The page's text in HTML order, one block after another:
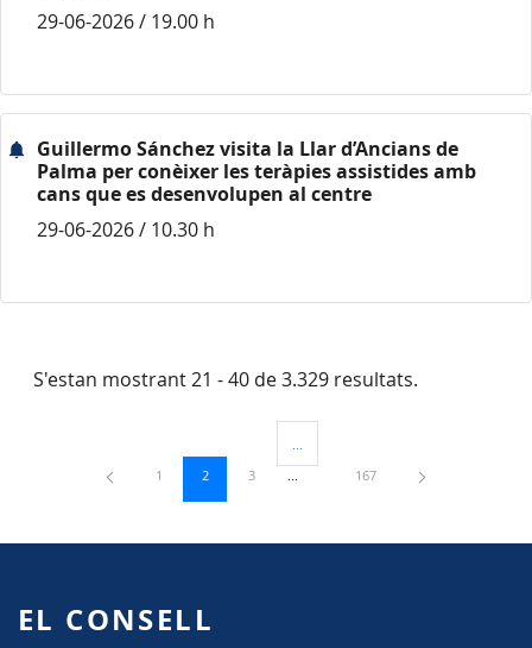
29-06-2026 / 19.00 h
Guillermo Sánchez visita la Llar d’Ancians de
Palma per conèixer les teràpies assistides amb
cans que es desenvolupen al centre
29-06-2026 / 10.30 h
S'estan mostrant 21 - 40 de 3.329 resultats.
Pàgina
1 Pàgina
2 Pàgina
3
Pàgines intermèdies Utilitzeu TAB per
Pàgina
167
EL CONSELL